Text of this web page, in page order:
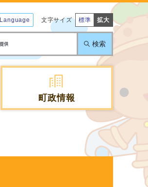
Language 文字サイズ 標準 拡大
検索
町政情報